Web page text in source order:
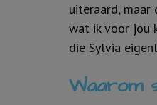
uiteraard,
wat ik voor jou
die Sylvia
Waarom